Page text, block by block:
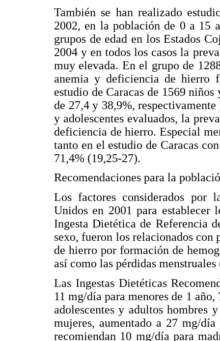
También se han realizado
2002, en la población de 0 a 15
grupos de edad en los Estados
2004 y en todos los casos la
muy elevada. En el grupo de
anemia y deficiencia de hierro
estudio de Caracas de 1569
de 27,4 y 38,9%,
y adolescentes evaluados, la
deficiencia de hierro. Especial
tanto en el estudio de Caracas
71,4% (19,25-27).
Recomendaciones para la
Los factores considerados por
Unidos en 2001 para establecer
Ingesta Dietética de Referencia
sexo, fueron los relacionados con
de hierro por formación de
así como las pérdidas menstruales
Las Ingestas Dietéticas
11 mg/día para menores de 1
adolescentes y adultos hombres
mujeres, aumentado a 27 mg/
recomiendan 10 mg/día para